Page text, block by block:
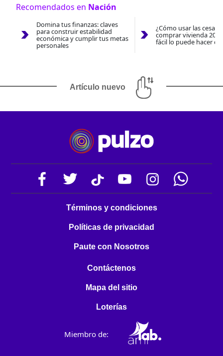
Recomendados en Nación
Domina tus finanzas: claves
para construir estabilidad
económica y cumplir tus metas
personales
¿Cómo usar las
comprar vivienda
fácil lo puede hacer
Artículo nuevo
Términos y condiciones
Políticas de privacidad
Paute con Nosotros
Contáctenos
Mapa del sitio
Loterías
Miembro de: